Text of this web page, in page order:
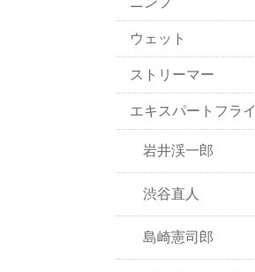
ウェット
ストリーマー
エキスパートフライ
岩井渓一郎
渋谷直人
島崎憲司郎